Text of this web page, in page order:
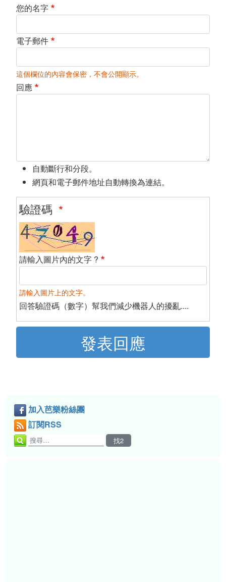
您的名字
電子郵件
這個欄位的內容會保密，不會公開顯示。
回應
自動斷行和分段。
網頁和電子郵件地址自動轉換為連結。
驗證碼
請輸入圖片內的文字 ?
請輸入圖片上的文字。
回答驗證碼（數字）幫我們減少機器人的擾亂....
加入芭樂粉絲團
訂閱RSS